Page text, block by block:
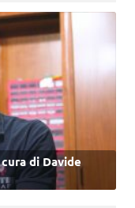
di Davide